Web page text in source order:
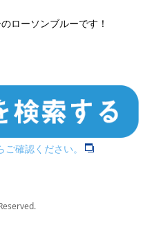
ローソンブルーです！
確認ください。